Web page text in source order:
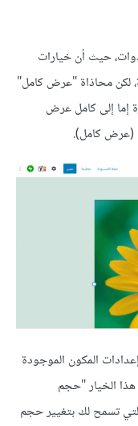
حيث أن خيارات
لكن محاذاة "عرض كامل"
إلى كامل عرض
(عرض كامل).
المكون الموجودة
الخيار "حجم
تسمح لك بتغيير حجم